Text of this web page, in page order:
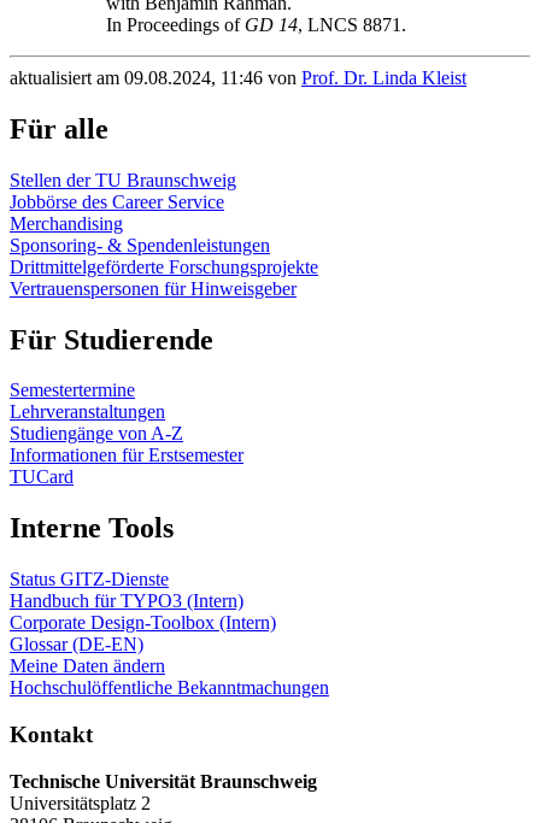
In Proceedings of GD 14, LNCS 8871.
aktualisiert am 09.08.2024, 11:46 von Prof. Dr. Linda Kleist
Für alle
Stellen der TU Braunschweig
Jobbörse des Career Service
Merchandising
Sponsoring- & Spendenleistungen
Drittmittelgeförderte Forschungsprojekte
Vertrauenspersonen für Hinweisgeber
Für Studierende
Semestertermine
Lehrveranstaltungen
Studiengänge von A-Z
Informationen für Erstsemester
TUCard
Interne Tools
Status GITZ-Dienste
Handbuch für TYPO3 (Intern)
Corporate Design-Toolbox (Intern)
Glossar (DE-EN)
Meine Daten ändern
Hochschulöffentliche Bekanntmachungen
Kontakt
Technische Universität Braunschweig
Universitätsplatz 2